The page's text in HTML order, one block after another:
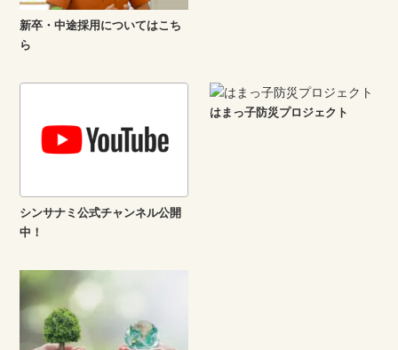
新卒・中途採用についてはこち
ら
シンサナミ公式チャンネル公開
中！
はまっ子防災プロジェクト